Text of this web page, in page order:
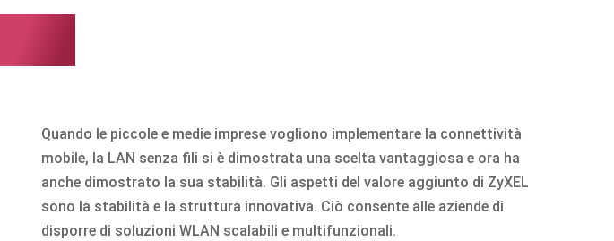
Quando le piccole e medie imprese vogliono implementare la connettività
mobile, la LAN senza fili si è dimostrata una scelta vantaggiosa e ora ha
anche dimostrato la sua stabilità. Gli aspetti del valore aggiunto di ZyXEL
sono la stabilità e la struttura innovativa. Ciò consente alle aziende di
disporre di soluzioni WLAN scalabili e multifunzionali.